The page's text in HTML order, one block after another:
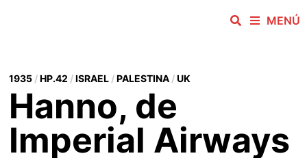
MENÚ
1935/HP.42 /ISRAEL/PALESTINA/UK
Hanno, de
Imperial Airways